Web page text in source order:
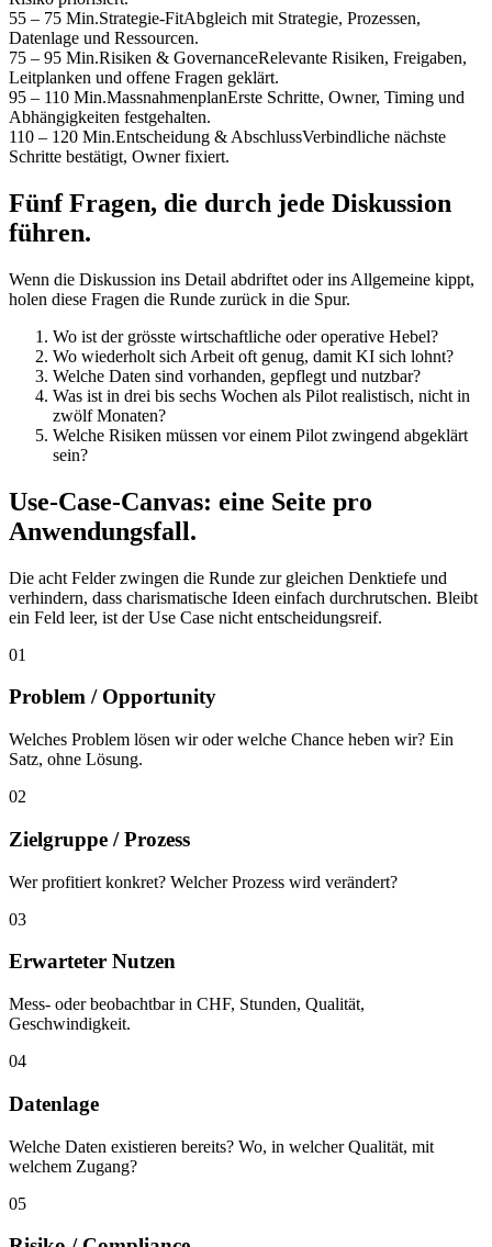
55 – 75 Min.Strategie-FitAbgleich mit Strategie, Prozessen,
Datenlage und Ressourcen.
75 – 95 Min.Risiken & GovernanceRelevante Risiken, Freigaben,
Leitplanken und offene Fragen geklärt.
95 – 110 Min.MassnahmenplanErste Schritte, Owner, Timing und
Abhängigkeiten festgehalten.
110 – 120 Min.Entscheidung & AbschlussVerbindliche nächste
Schritte bestätigt, Owner fixiert.
Fünf Fragen, die durch jede Diskussion
führen.
Wenn die Diskussion ins Detail abdriftet oder ins Allgemeine kippt,
holen diese Fragen die Runde zurück in die Spur.
Wo ist der grösste wirtschaftliche oder operative Hebel?
Wo wiederholt sich Arbeit oft genug, damit KI sich lohnt?
Welche Daten sind vorhanden, gepflegt und nutzbar?
Was ist in drei bis sechs Wochen als Pilot realistisch, nicht in
zwölf Monaten?
Welche Risiken müssen vor einem Pilot zwingend abgeklärt
sein?
Use-Case-Canvas: eine Seite pro
Anwendungsfall.
Die acht Felder zwingen die Runde zur gleichen Denktiefe und
verhindern, dass charismatische Ideen einfach durchrutschen. Bleibt
ein Feld leer, ist der Use Case nicht entscheidungsreif.
01
Problem / Opportunity
Welches Problem lösen wir oder welche Chance heben wir? Ein
Satz, ohne Lösung.
02
Zielgruppe / Prozess
Wer profitiert konkret? Welcher Prozess wird verändert?
03
Erwarteter Nutzen
Mess- oder beobachtbar in CHF, Stunden, Qualität,
Geschwindigkeit.
04
Datenlage
Welche Daten existieren bereits? Wo, in welcher Qualität, mit
welchem Zugang?
05